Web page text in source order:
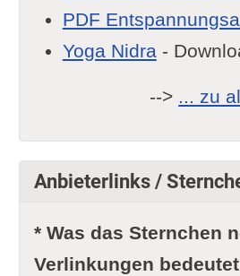
PDF
Yoga Nidra-
--> ... zu
Anbieterlinks /
* Was das Sternchen
Verlinkungen